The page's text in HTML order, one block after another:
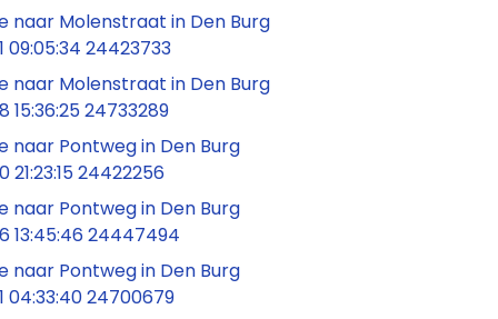
naar Molenstraat in Den Burg
09:05:34 24423733
naar Molenstraat in Den Burg
15:36:25 24733289
naar Pontweg in Den Burg
24422256
naar Pontweg in Den Burg
13:45:46 24447494
naar Pontweg in Den Burg
04:33:40 24700679